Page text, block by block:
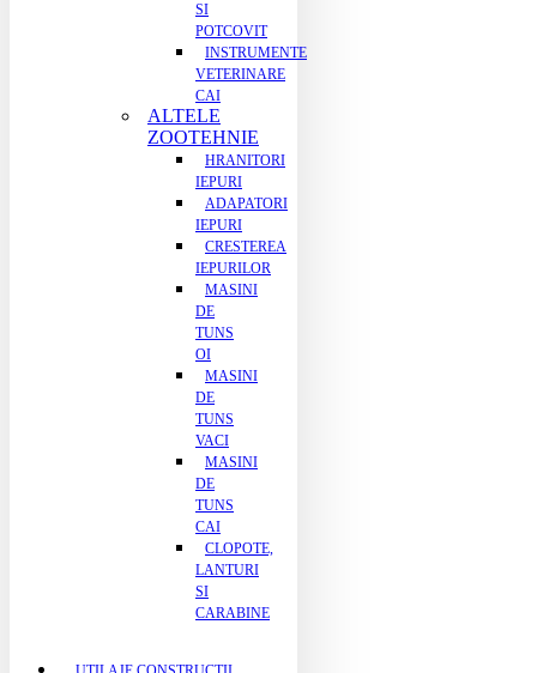
SI
POTCOVIT
INSTRUMENTE
VETERINARE
CAI
ALTELE
ZOOTEHNIE
HRANITORI
IEPURI
ADAPATORI
IEPURI
CRESTEREA
IEPURILOR
MASINI
DE
TUNS
OI
MASINI
DE
TUNS
VACI
MASINI
DE
TUNS
CAI
CLOPOTE,
LANTURI
SI
CARABINE